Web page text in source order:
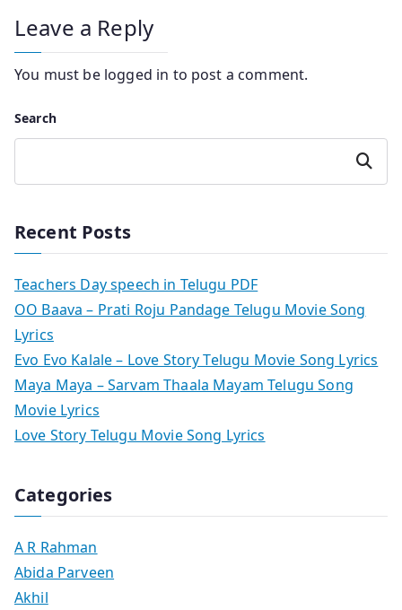
Leave a Reply
You must be logged in to post a comment.
Search
Search
Recent Posts
Teachers Day speech in Telugu PDF
OO Baava – Prati Roju Pandage Telugu Movie Song
Lyrics
Evo Evo Kalale – Love Story Telugu Movie Song Lyrics
Maya Maya – Sarvam Thaala Mayam Telugu Song
Movie Lyrics
Love Story Telugu Movie Song Lyrics
Categories
A R Rahman
Abida Parveen
Akhil